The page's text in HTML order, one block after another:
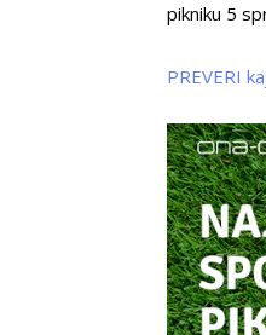
pikniku 5
PREVERI